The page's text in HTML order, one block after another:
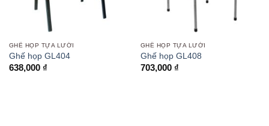
GHẾ HỌP TỰA LƯỚI
Ghế họp GL404
638,000 ₫
GHẾ HỌP TỰA LƯỚI
Ghế họp GL408
703,000 ₫